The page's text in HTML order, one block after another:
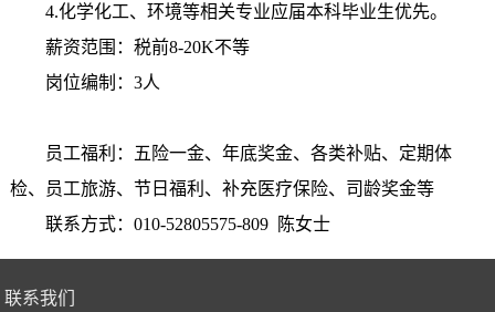
4.化学化工、环境等相关专业应届本科毕业生优先。
薪资范围：税前8-20K不等
岗位编制：3人
员工福利：五险一金、年底奖金、各类补贴、定期体
检、员工旅游、节日福利、补充医疗保险、司龄奖金等
联系方式：010-52805575-809 陈女士
联系我们